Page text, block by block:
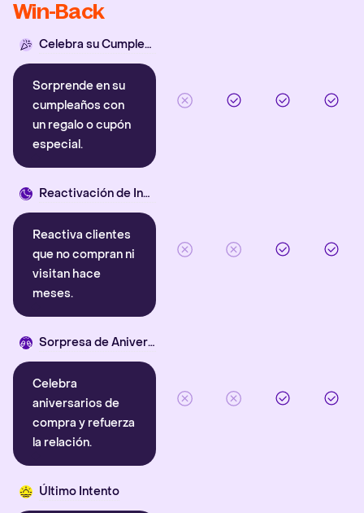
Win-Back
Celebra su Cumpleaños
Sorprende en su
cumpleaños con
un regalo o cupón
especial.
Reactivación de Inactivos
Reactiva clientes
que no compran ni
visitan hace
meses.
Sorpresa de Aniversario
Celebra
aniversarios de
compra y refuerza
la relación.
Último Intento